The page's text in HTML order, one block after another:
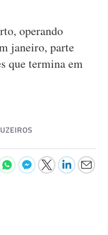
operando
janeiro, parte
que termina em